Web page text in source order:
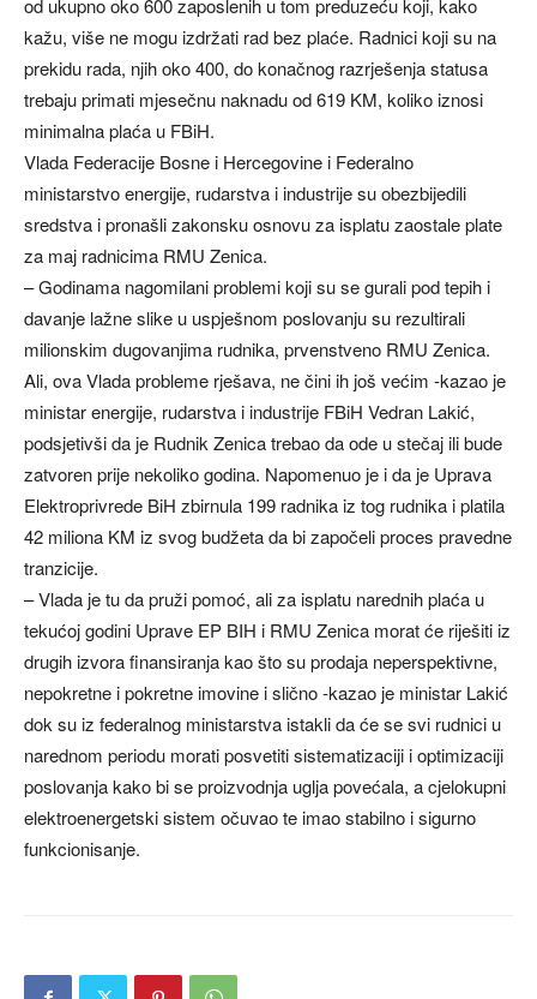
od ukupno oko 600 zaposlenih u tom preduzeću koji, kako
kažu, više ne mogu izdržati rad bez plaće. Radnici koji su na
prekidu rada, njih oko 400, do konačnog razrješenja statusa
trebaju primati mjesečnu naknadu od 619 KM, koliko iznosi
minimalna plaća u FBiH.
Vlada Federacije Bosne i Hercegovine i Federalno
ministarstvo energije, rudarstva i industrije su obezbijedili
sredstva i pronašli zakonsku osnovu za isplatu zaostale plate
za maj radnicima RMU Zenica.
– Godinama nagomilani problemi koji su se gurali pod tepih i
davanje lažne slike u uspješnom poslovanju su rezultirali
milionskim dugovanjima rudnika, prvenstveno RMU Zenica.
Ali, ova Vlada probleme rješava, ne čini ih još većim -kazao je
ministar energije, rudarstva i industrije FBiH Vedran Lakić,
podsjetivši da je Rudnik Zenica trebao da ode u stečaj ili bude
zatvoren prije nekoliko godina. Napomenuo je i da je Uprava
Elektroprivrede BiH zbirnula 199 radnika iz tog rudnika i platila
42 miliona KM iz svog budžeta da bi započeli proces pravedne
tranzicije.
– Vlada je tu da pruži pomoć, ali za isplatu narednih plaća u
tekućoj godini Uprave EP BIH i RMU Zenica morat će riješiti iz
drugih izvora finansiranja kao što su prodaja neperspektivne,
nepokretne i pokretne imovine i slično -kazao je ministar Lakić
dok su iz federalnog ministarstva istakli da će se svi rudnici u
narednom periodu morati posvetiti sistematizaciji i optimizaciji
poslovanja kako bi se proizvodnja uglja povećala, a cjelokupni
elektroenergetski sistem očuvao te imao stabilno i sigurno
funkcionisanje.